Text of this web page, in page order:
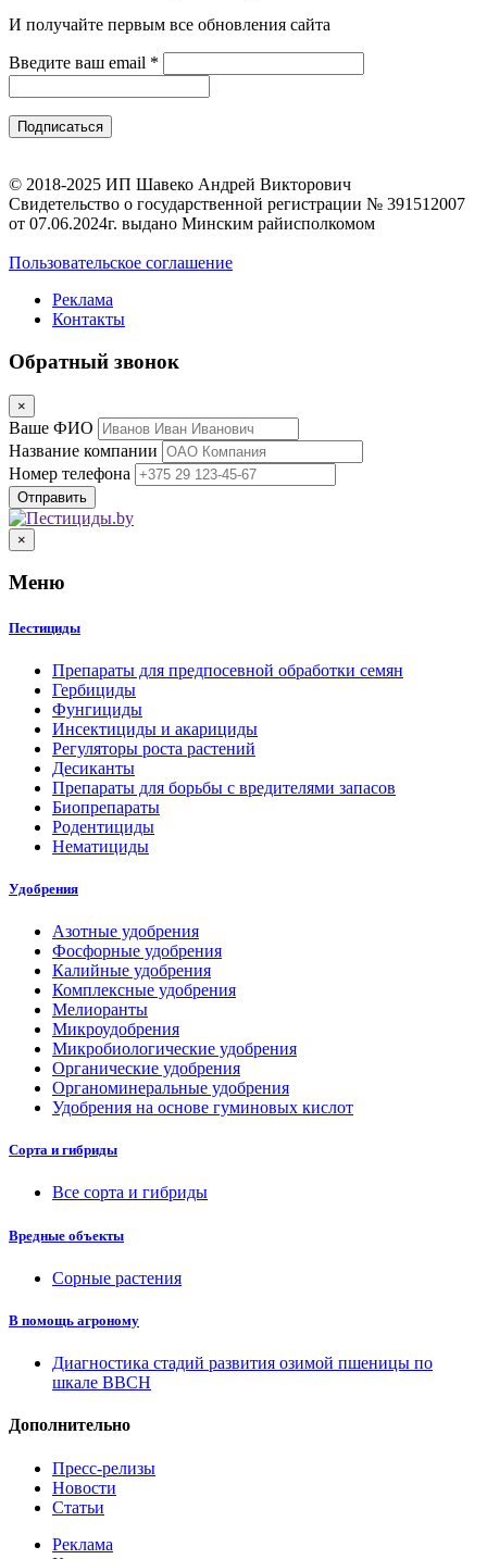
И получайте первым все обновления сайта
Введите ваш email *
© 2018-2025 ИП Шавеко Андрей Викторович
Свидетельство о государственной регистрации № 391512007
от 07.06.2024г. выдано Минским райисполкомом
Пользовательское соглашение
Реклама
Контакты
Обратный звонок
×
Ваше ФИО
Название компании
Номер телефона
×
Меню
Пестициды
Препараты для предпосевной обработки семян
Гербициды
Фунгициды
Инсектициды и акарициды
Регуляторы роста растений
Десиканты
Препараты для борьбы с вредителями запасов
Биопрепараты
Родентициды
Нематициды
Удобрения
Азотные удобрения
Фосфорные удобрения
Калийные удобрения
Комплексные удобрения
Мелиоранты
Микроудобрения
Микробиологические удобрения
Органические удобрения
Органоминеральные удобрения
Удобрения на основе гуминовых кислот
Сорта и гибриды
Все сорта и гибриды
Вредные объекты
Сорные растения
В помощь агроному
Диагностика стадий развития озимой пшеницы по
шкале ВВСН
Дополнительно
Пресс-релизы
Новости
Статьи
Реклама